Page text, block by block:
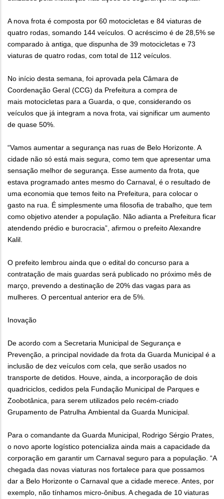
A nova frota é composta por 60 motocicletas e 84 viaturas de
quatro rodas, somando 144 veículos. O acréscimo é de 28,5% se
comparado à antiga, que dispunha de 39 motocicletas e 73
viaturas de quatro rodas, com total de 112 veículos.
No início desta semana, foi aprovada pela Câmara de
Coordenação Geral (CCG) da Prefeitura a compra de
mais motocicletas para a Guarda, o que, considerando os
veículos que já integram a nova frota, vai significar um aumento
de quase 50%.
“Vamos aumentar a segurança nas ruas de Belo Horizonte. A
cidade não só está mais segura, como tem que apresentar uma
sensação melhor de segurança. Esse aumento da frota, que
estava programado antes mesmo do Carnaval, é o resultado de
uma economia que temos feito na Prefeitura, para colocar o
gasto na rua. É simplesmente uma filosofia de trabalho, que tem
como objetivo atender a população. Não adianta a Prefeitura ficar
atendendo prédio e burocracia”, afirmou o prefeito Alexandre
Kalil.
O prefeito lembrou ainda que o edital do concurso para a
contratação de mais guardas será publicado no próximo mês de
março, prevendo a destinação de 20% das vagas para as
mulheres. O percentual anterior era de 5%.
Inovação
De acordo com a Secretaria Municipal de Segurança e
Prevenção, a principal novidade da frota da Guarda Municipal é a
inclusão de dez veículos com cela, que serão usados no
transporte de detidos. Houve, ainda, a incorporação de dois
quadriciclos, cedidos pela Fundação Municipal de Parques e
Zoobotânica, para serem utilizados pelo recém-criado
Grupamento de Patrulha Ambiental da Guarda Municipal.
Para o comandante da Guarda Municipal, Rodrigo Sérgio Prates,
o novo aporte logístico potencializa ainda mais a capacidade da
corporação em garantir um Carnaval seguro para a população. “A
chegada das novas viaturas nos fortalece para que possamos
dar a Belo Horizonte o Carnaval que a cidade merece. Antes, por
exemplo, não tínhamos micro-ônibus. A chegada de 10 viaturas